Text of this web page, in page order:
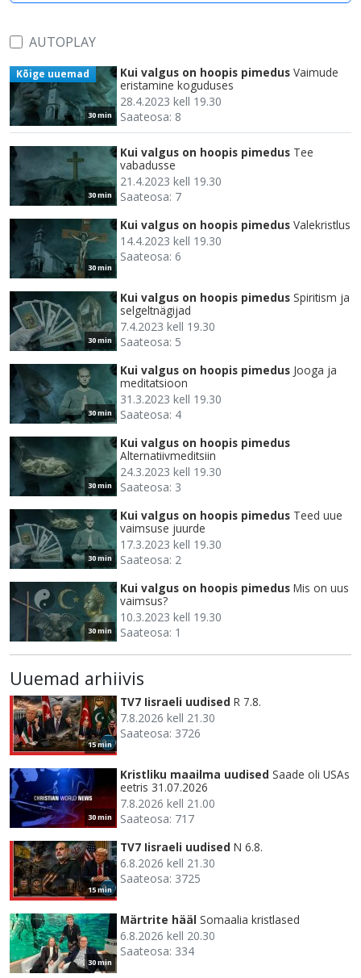
AUTOPLAY
30 min
Kõige uuemad Kui valgus on hoopis pimedus Vaimude
eristamine koguduses
28.4.2023 kell 19.30
Saateosa: 8
30 min
Kui valgus on hoopis pimedus Tee
vabadusse
21.4.2023 kell 19.30
Saateosa: 7
30 min
Kui valgus on hoopis pimedus Valekristlus
14.4.2023 kell 19.30
Saateosa: 6
30 min
Kui valgus on hoopis pimedus Spiritism ja
selgeltnägijad
7.4.2023 kell 19.30
Saateosa: 5
30 min
Kui valgus on hoopis pimedus Jooga ja
meditatsioon
31.3.2023 kell 19.30
Saateosa: 4
30 min
Kui valgus on hoopis pimedus
Alternatiivmeditsiin
24.3.2023 kell 19.30
Saateosa: 3
30 min
Kui valgus on hoopis pimedus Teed uue
vaimsuse juurde
17.3.2023 kell 19.30
Saateosa: 2
30 min
Kui valgus on hoopis pimedus Mis on uus
vaimsus?
10.3.2023 kell 19.30
Saateosa: 1
Uuemad arhiivis
15 min
TV7 Iisraeli uudised R 7.8.
7.8.2026 kell 21.30
Saateosa: 3726
30 min
Kristliku maailma uudised Saade oli USAs
eetris 31.07.2026
7.8.2026 kell 21.00
Saateosa: 717
15 min
TV7 Iisraeli uudised N 6.8.
6.8.2026 kell 21.30
Saateosa: 3725
30 min
Märtrite hääl Somaalia kristlased
6.8.2026 kell 20.30
Saateosa: 334